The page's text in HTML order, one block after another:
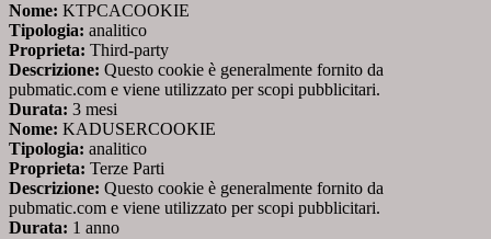
Nome: KTPCACOOKIE
Tipologia: analitico
Proprieta: Third-party
Descrizione: Questo cookie è generalmente fornito da
pubmatic.com e viene utilizzato per scopi pubblicitari.
Durata: 3 mesi
Nome: KADUSERCOOKIE
Tipologia: analitico
Proprieta: Terze Parti
Descrizione: Questo cookie è generalmente fornito da
pubmatic.com e viene utilizzato per scopi pubblicitari.
Durata: 1 anno